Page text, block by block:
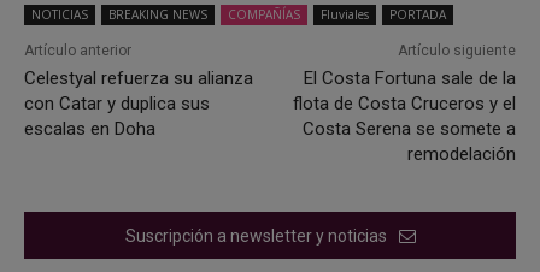
NOTICIAS BREAKING NEWS COMPAÑÍAS Fluviales PORTADA
Artículo anterior
Celestyal refuerza su alianza
con Catar y duplica sus
escalas en Doha
Artículo siguiente
El Costa Fortuna sale de la
flota de Costa Cruceros y el
Costa Serena se somete a
remodelación
Suscripción a newsletter y noticias